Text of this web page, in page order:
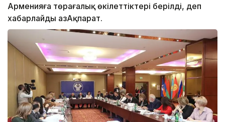
Арменияға төрағалық өкілеттіктері берілді, деп
хабарлайды ҚазАқпарат.